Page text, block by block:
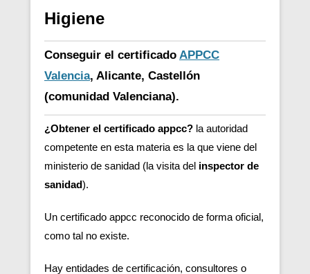
Higiene
Conseguir el certificado APPCC
Valencia, Alicante, Castellón
(comunidad Valenciana).
¿Obtener el certificado appcc? la autoridad
competente en esta materia es la que viene del
ministerio de sanidad (la visita del inspector de
sanidad).
Un certificado appcc reconocido de forma oficial,
como tal no existe.
Hay entidades de certificación, consultores o